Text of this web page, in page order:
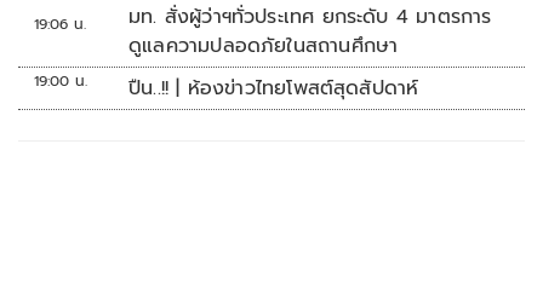
19:06 น.
มท. สั่งผู้ว่าฯทั่วประเทศ ยกระดับ 4 มาตรการ
ดูแลความปลอดภัยในสถานศึกษา
19:00 น. ปืน..!! | ห้องข่าวไทยโพสต์สุดสัปดาห์